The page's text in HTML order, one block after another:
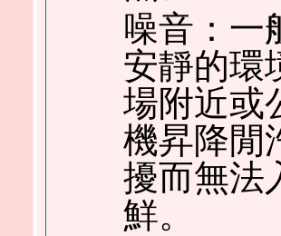
噪音：一
安靜的環
場附近或
機昇降閒
擾而無法
鮮。